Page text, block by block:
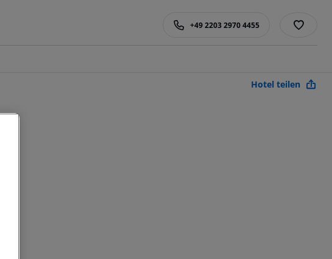
+49 2203 2970 4455
Hotel teilen